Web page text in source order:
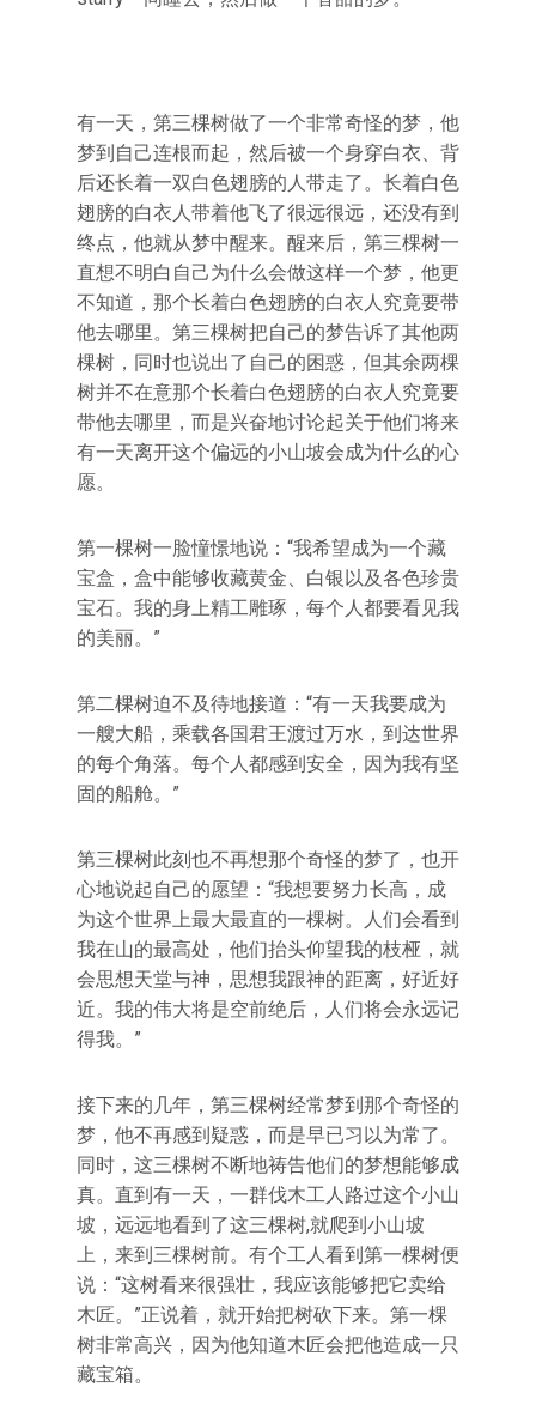
有一天，第三棵树做了一个非常奇怪的梦，他
梦到自己连根而起，然后被一个身穿白衣、背
后还长着一双白色翅膀的人带走了。长着白色
翅膀的白衣人带着他飞了很远很远，还没有到
终点，他就从梦中醒来。醒来后，第三棵树一
直想不明白自己为什么会做这样一个梦，他更
不知道，那个长着白色翅膀的白衣人究竟要带
他去哪里。第三棵树把自己的梦告诉了其他两
棵树，同时也说出了自己的困惑，但其余两棵
树并不在意那个长着白色翅膀的白衣人究竟要
带他去哪里，而是兴奋地讨论起关于他们将来
有一天离开这个偏远的小山坡会成为什么的心
愿。
第一棵树一脸憧憬地说：“我希望成为一个藏
宝盒，盒中能够收藏黄金、白银以及各色珍贵
宝石。我的身上精工雕琢，每个人都要看见我
的美丽。”
第二棵树迫不及待地接道：“有一天我要成为
一艘大船，乘载各国君王渡过万水，到达世界
的每个角落。每个人都感到安全，因为我有坚
固的船舱。”
第三棵树此刻也不再想那个奇怪的梦了，也开
心地说起自己的愿望：“我想要努力长高，成
为这个世界上最大最直的一棵树。人们会看到
我在山的最高处，他们抬头仰望我的枝桠，就
会思想天堂与神，思想我跟神的距离，好近好
近。我的伟大将是空前绝后，人们将会永远记
得我。”
接下来的几年，第三棵树经常梦到那个奇怪的
梦，他不再感到疑惑，而是早已习以为常了。
同时，这三棵树不断地祷告他们的梦想能够成
真。直到有一天，一群伐木工人路过这个小山
坡，远远地看到了这三棵树,就爬到小山坡
上，来到三棵树前。有个工人看到第一棵树便
说：“这树看来很强壮，我应该能够把它卖给
木匠。”正说着，就开始把树砍下来。第一棵
树非常高兴，因为他知道木匠会把他造成一只
藏宝箱。